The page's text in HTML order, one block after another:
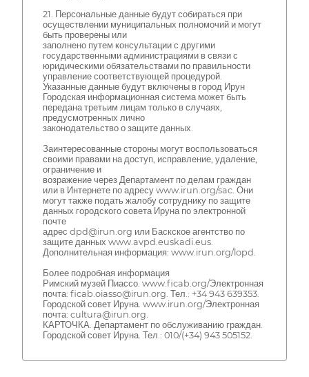
21. Персональные данные будут собираться при
осуществлении муниципальных полномочий и могут
быть проверены или
заполнено путем консультации с другими
государственными администрациями в связи с
юридическими обязательствами по правильности
управление соответствующей процедурой.
Указанные данные будут включены в город Ирун
Городская информационная система может быть
передана третьим лицам только в случаях,
предусмотренных лично
законодательство о защите данных.
Заинтересованные стороны могут воспользоваться
своими правами на доступ, исправление, удаление,
ограничение и
возражение через Департамент по делам граждан
или в Интернете по адресу www.irun.org/sac. Они
могут также подать жалобу сотруднику по защите
данных городского совета Ируна по электронной
почте
адрес dpd@irun.org или Баскское агентство по
защите данных www.avpd.euskadi.eus.
Дополнительная информация: www.irun.org/lopd.
Более подробная информация
Римский музей Пиассо. www.ficab.org/Электронная
почта: ficab.oiasso@irun.org. Тел.: +34 943 639353.
Городской совет Ируна. www.irun.org/Электронная
почта: cultura@irun.org.
КАРТОЧКА. Департамент по обслуживанию граждан.
Городской совет Ируна. Тел.: 010/(+34) 943 505152.